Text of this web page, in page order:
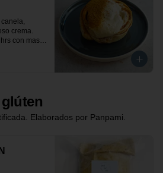
crema.
con masa
Elaborados por Panpami.